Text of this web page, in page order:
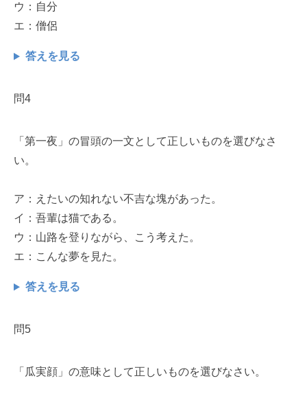
ウ：自分
エ：僧侶
答えを見る
問4
「第一夜」の冒頭の一文として正しいものを選びなさ
い。
ア：えたいの知れない不吉な塊があった。
イ：吾輩は猫である。
ウ：山路を登りながら、こう考えた。
エ：こんな夢を見た。
答えを見る
問5
「瓜実顔」の意味として正しいものを選びなさい。